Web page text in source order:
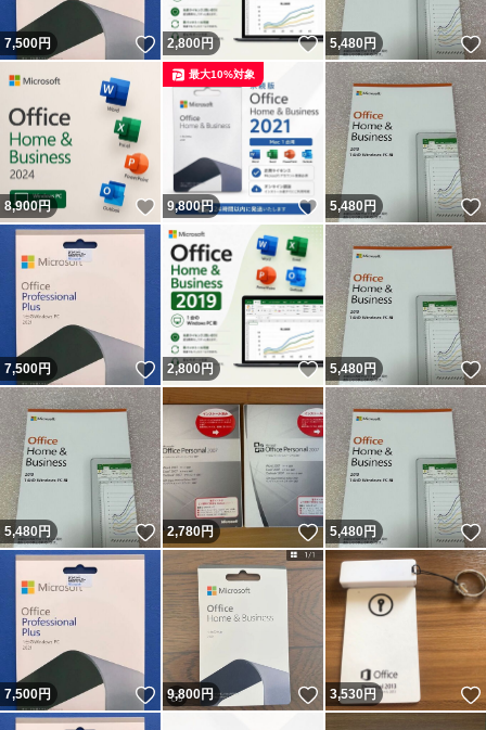
7,500円 いいね！
2,800円 いいね！
5,480円
8,900円 いいね！
9,800円 いいね！
最大10%対象
5,480円
7,500円 いいね！
2,800円 いいね！
5,480円
5,480円 いいね！
2,780円 いいね！
5,480円
7,500円 いいね！
9,800円 いいね！
3,530円